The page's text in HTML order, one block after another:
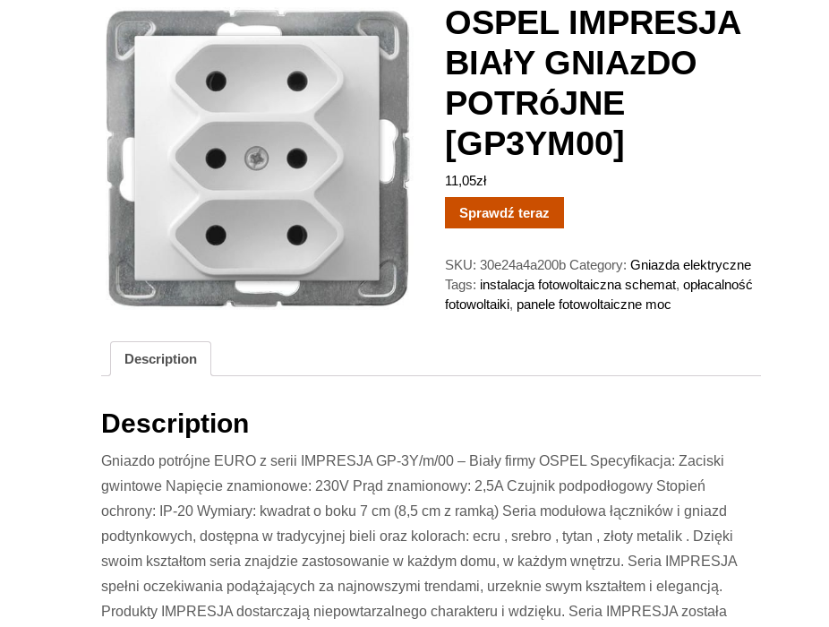
OSPEL IMPRESJA
BIAłY GNIAzDO
POTRóJNE
[GP3YM00]
11,05zł
Sprawdź teraz
SKU: 30e24a4a200b Category: Gniazda elektryczne
Tags: instalacja fotowoltaiczna schemat, opłacalność
fotowoltaiki, panele fotowoltaiczne moc
Description
Description
Gniazdo potrójne EURO z serii IMPRESJA GP-3Y/m/00 – Biały firmy OSPEL Specyfikacja: Zaciski
gwintowe Napięcie znamionowe: 230V Prąd znamionowy: 2,5A Czujnik podpodłogowy Stopień
ochrony: IP-20 Wymiary: kwadrat o boku 7 cm (8,5 cm z ramką) Seria modułowa łączników i gniazd
podtynkowych, dostępna w tradycyjnej bieli oraz kolorach: ecru , srebro , tytan , złoty metalik . Dzięki
swoim kształtom seria znajdzie zastosowanie w każdym domu, w każdym wnętrzu. Seria IMPRESJA
spełni oczekiwania podążających za najnowszymi trendami, urzeknie swym kształtem i elegancją.
Produkty IMPRESJA dostarczają niepowtarzalnego charakteru i wdzięku. Seria IMPRESJA została